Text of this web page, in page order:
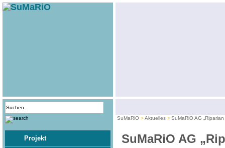
Projekt
SuMaRiO Aktuelles SuMaRiO AG
SuMaRiO AG